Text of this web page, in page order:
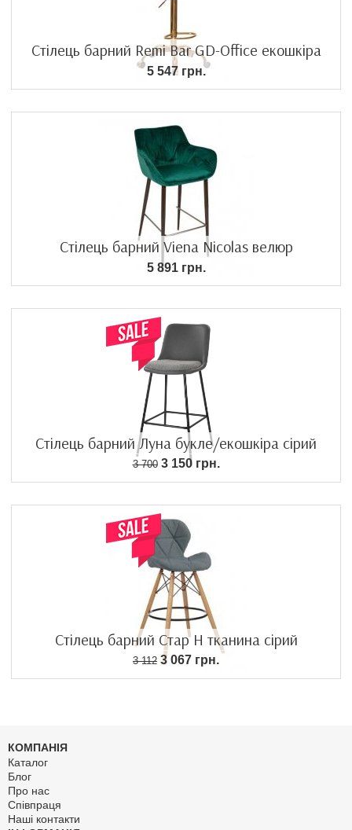
Стілець барний Remi Bar GD-Office екошкіра
5 547 грн.
Стілець барний Viena Nicolas велюр
5 891 грн.
Стілець барний Луна букле/екошкіра сірий
3 7003 150 грн.
Стілець барний Стар Н тканина сірий
3 112 3 067 грн.
КОМПАНІЯ
Каталог
Блог
Про нас
Співпраця
Наші контакти